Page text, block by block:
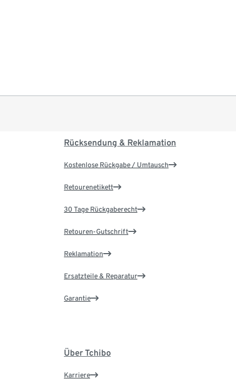
Rücksendung & Reklamation
Kostenlose Rückgabe / Umtausch
Retourenetikett
30 Tage Rückgaberecht
Retouren-Gutschrift
Reklamation
Ersatzteile & Reparatur
Garantie
Über Tchibo
Karriere